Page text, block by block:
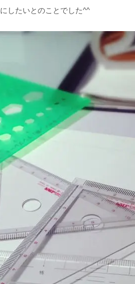
にしたいとのことでした^^